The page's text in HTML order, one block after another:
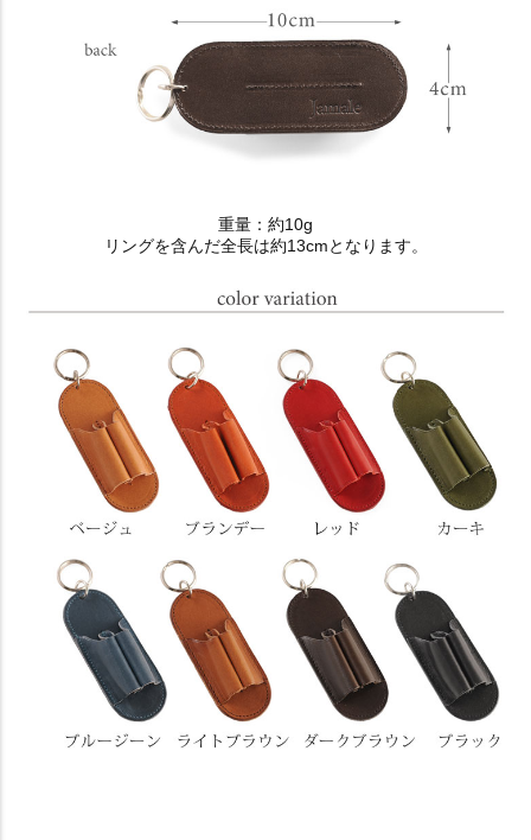
重量：約10g
リングを含んだ全長は約13cmとなります。